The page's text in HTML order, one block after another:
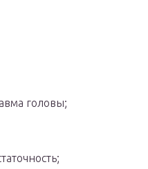
головы;